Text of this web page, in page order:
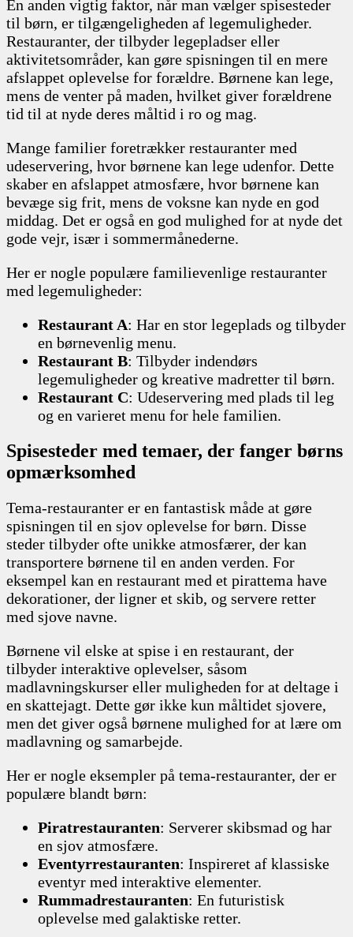
En anden vigtig faktor, når man vælger spisesteder
til børn, er tilgængeligheden af legemuligheder.
Restauranter, der tilbyder legepladser eller
aktivitetsområder, kan gøre spisningen til en mere
afslappet oplevelse for forældre. Børnene kan lege,
mens de venter på maden, hvilket giver forældrene
tid til at nyde deres måltid i ro og mag.
Mange familier foretrækker restauranter med
udeservering, hvor børnene kan lege udenfor. Dette
skaber en afslappet atmosfære, hvor børnene kan
bevæge sig frit, mens de voksne kan nyde en god
middag. Det er også en god mulighed for at nyde det
gode vejr, især i sommermånederne.
Her er nogle populære familievenlige restauranter
med legemuligheder:
Restaurant A: Har en stor legeplads og tilbyder
en børnevenlig menu.
Restaurant B: Tilbyder indendørs
legemuligheder og kreative madretter til børn.
Restaurant C: Udeservering med plads til leg
og en varieret menu for hele familien.
Spisesteder med temaer, der fanger børns
opmærksomhed
Tema-restauranter er en fantastisk måde at gøre
spisningen til en sjov oplevelse for børn. Disse
steder tilbyder ofte unikke atmosfærer, der kan
transportere børnene til en anden verden. For
eksempel kan en restaurant med et pirattema have
dekorationer, der ligner et skib, og servere retter
med sjove navne.
Børnene vil elske at spise i en restaurant, der
tilbyder interaktive oplevelser, såsom
madlavningskurser eller muligheden for at deltage i
en skattejagt. Dette gør ikke kun måltidet sjovere,
men det giver også børnene mulighed for at lære om
madlavning og samarbejde.
Her er nogle eksempler på tema-restauranter, der er
populære blandt børn:
Piratrestauranten: Serverer skibsmad og har
en sjov atmosfære.
Eventyrrestauranten: Inspireret af klassiske
eventyr med interaktive elementer.
Rummadrestauranten: En futuristisk
oplevelse med galaktiske retter.